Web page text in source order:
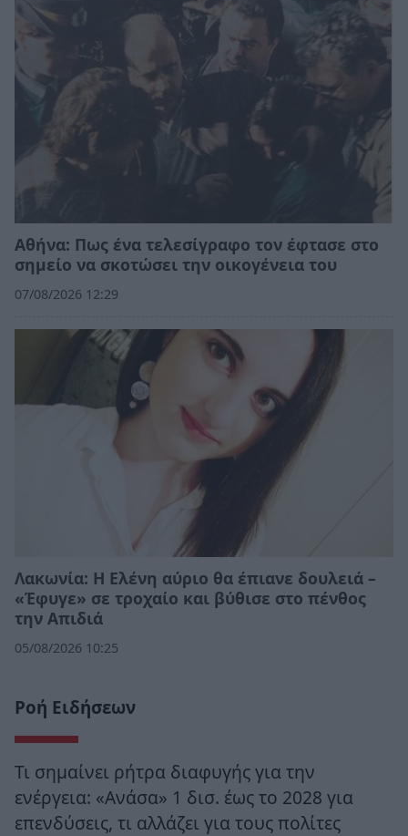
Αθήνα: Πως ένα τελεσίγραφο τον έφτασε στο
σημείο να σκοτώσει την οικογένεια του
07/08/2026 12:29
Λακωνία: Η Ελένη αύριο θα έπιανε δουλειά –
«Έφυγε» σε τροχαίο και βύθισε στο πένθος
την Απιδιά
05/08/2026 10:25
Ροή Ειδήσεων
Τι σημαίνει ρήτρα διαφυγής για την
ενέργεια: «Ανάσα» 1 δισ. έως το 2028 για
επενδύσεις, τι αλλάζει για τους πολίτες